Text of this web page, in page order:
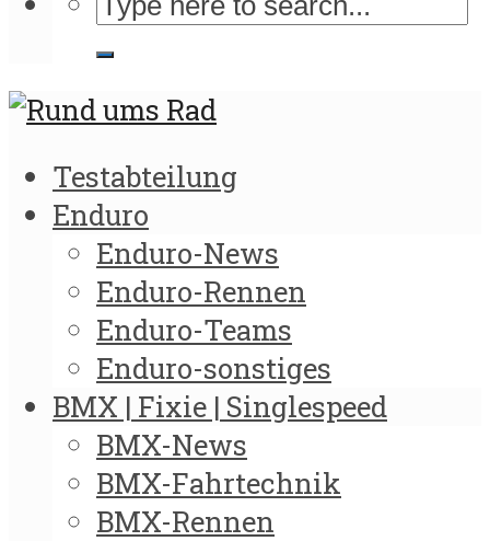
Testabteilung
Enduro
Enduro-News
Enduro-Rennen
Enduro-Teams
Enduro-sonstiges
BMX | Fixie | Singlespeed
BMX-News
BMX-Fahrtechnik
BMX-Rennen